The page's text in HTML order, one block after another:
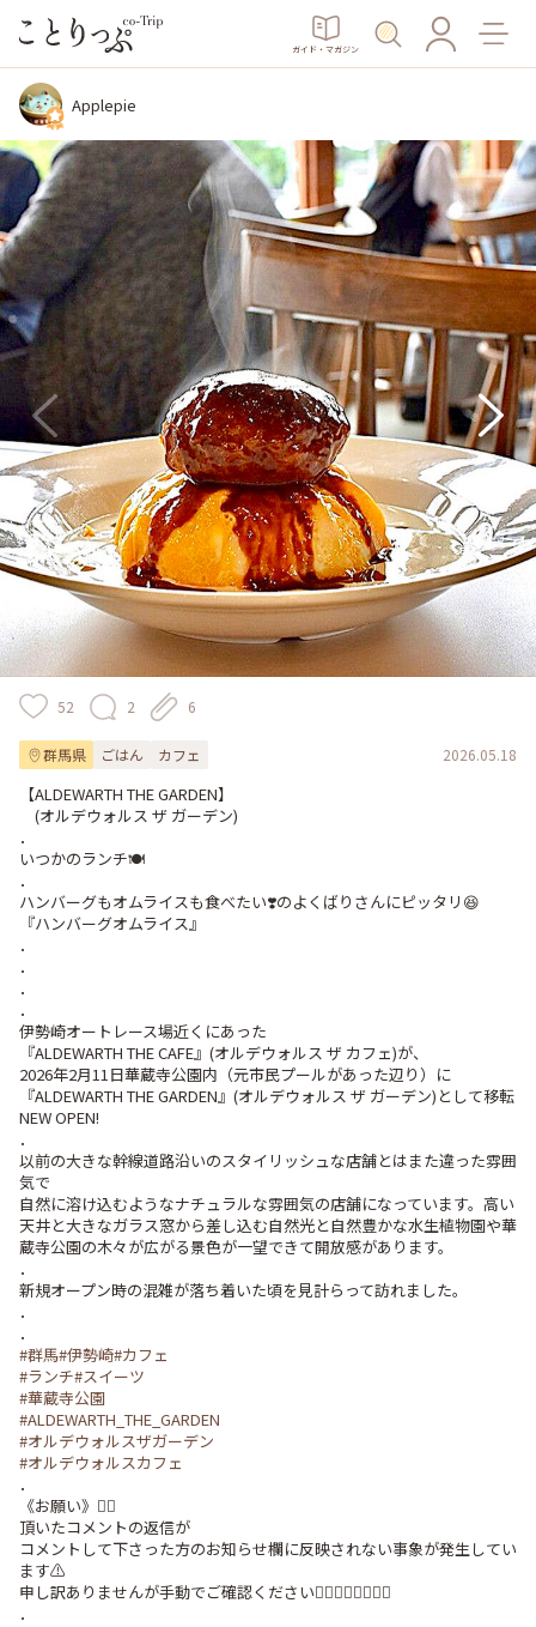
ガイド・マガジン
Applepie
52 2 6
群馬県 ごはん カフェ 2026.05.18
【ALDEWARTH THE GARDEN】
(オルデウォルス ザ ガーデン)
．
いつかのランチ🍽️
．
ハンバーグもオムライスも食べたい❣️のよくばりさんにピッタリ😆
『ハンバーグオムライス』
．
．
．
．
伊勢崎オートレース場近くにあった
『ALDEWARTH THE CAFE』(オルデウォルス ザ カフェ)が、
2026年2月11日華蔵寺公園内（元市民プールがあった辺り）に
『ALDEWARTH THE GARDEN』(オルデウォルス ザ ガーデン)として移転
NEW OPEN!
．
以前の大きな幹線道路沿いのスタイリッシュな店舗とはまた違った雰囲
気で
自然に溶け込むようなナチュラルな雰囲気の店舗になっています。高い
天井と大きなガラス窓から差し込む自然光と自然豊かな水生植物園や華
蔵寺公園の木々が広がる景色が一望できて開放感があります。
．
新規オープン時の混雑が落ち着いた頃を見計らって訪れました。
．
#群馬#伊勢崎#カフェ
#ランチ#スイーツ
#華蔵寺公園
#ALDEWARTH_THE_GARDEN
#オルデウォルスザガーデン
#オルデウォルスカフェ
．
《お願い》🙇‍♀️
頂いたコメントの返信が
コメントして下さった方のお知らせ欄に反映されない事象が発生してい
ます⚠️
申し訳ありませんが手動でご確認ください🙇‍♀️🙇‍♀️🙇‍♀️🙇‍♀️
．